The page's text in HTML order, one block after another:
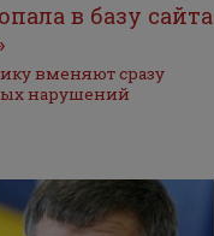
в базу сайта
вменяют сразу
нарушений